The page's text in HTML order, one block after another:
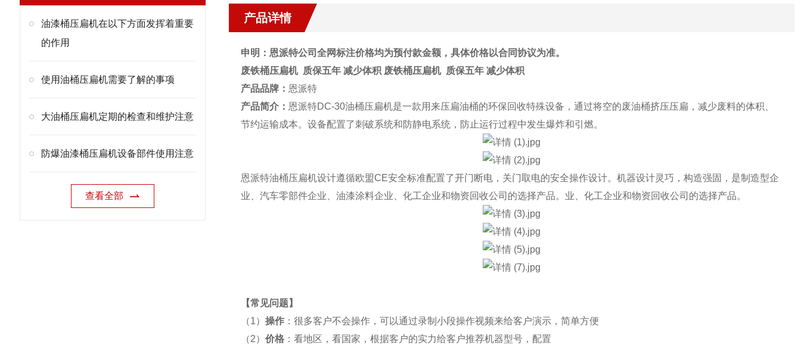
油漆桶压扁机在以下方面发挥着重要
的作用
使用油桶压扁机需要了解的事项
大油桶压扁机定期的检查和维护注意
防爆油漆桶压扁机设备部件使用注意
查看全部
产品详情
申明：恩派特公司全网标注价格均为预付款金额，具体价格以合同协议为准。
废铁桶压扁机 质保五年 减少体积 废铁桶压扁机 质保五年 减少体积
产品品牌： 恩派特
产品简介： 恩派特DC-30油桶压扁机是一款用来压扁油桶的环保回收特殊设备，通过将空的废油桶挤压压扁，减少废料的体积、
节约运输成本。设备配置了刺破系统和防静电系统，防止运行过程中发生爆炸和引燃。
恩派特油桶压扁机设计遵循欧盟CE安全标准配置了开门断电，关门取电的安全操作设计。机器设计灵巧，构造强固，是制造型企
业、汽车零部件企业、油漆涂料企业、化工企业和物资回收公司的选择产品。 业、化工企业和物资回收公司的选择产品。
【常见问题】
（1） 操作 ：很多客户不会操作，可以通过录制小段操作视频来给客户演示，简单方便
（2） 价格 ：看地区，看国家，根据客户的实力给客户推荐机器型号，配置